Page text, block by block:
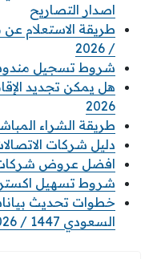
اصدار التصاريح
/ 2026
شروط تسجيل مندوب
هل يمكن تجديد
2026
طريقة الشراء المباشر
دليل شركات
افضل عروض شركات
شروط تسهيل اكسترا 2026 والاوراق
خطوات تحديث
السعودي 1447 / 2026